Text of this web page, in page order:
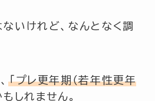
いけれど、なんとなく調
「プレ更年期（若年性更年
しれません。